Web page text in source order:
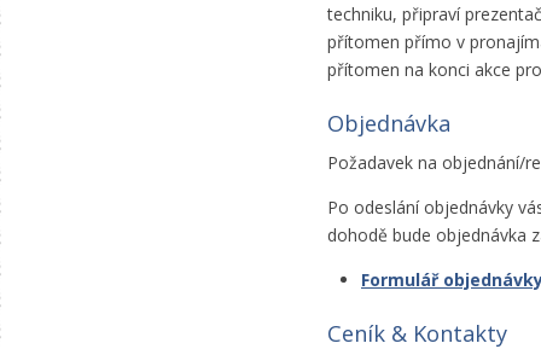
techniku, připraví
přítomen přímo v
přítomen na konci akce
Objednávka
Požadavek na objednání/
Po odeslání objednávky
dohodě bude objednávka
Formulář
Ceník & Kontakty